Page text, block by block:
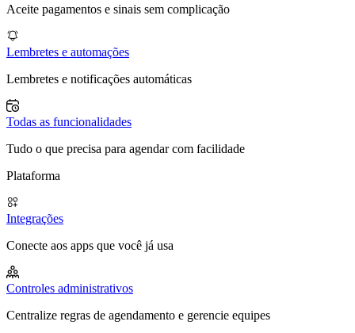
Aceite pagamentos e sinais sem complicação
Lembretes e automações
Lembretes e notificações automáticas
Todas as funcionalidades
Tudo o que precisa para agendar com facilidade
Plataforma
Integrações
Conecte aos apps que você já usa
Controles administrativos
Centralize regras de agendamento e gerencie equipes